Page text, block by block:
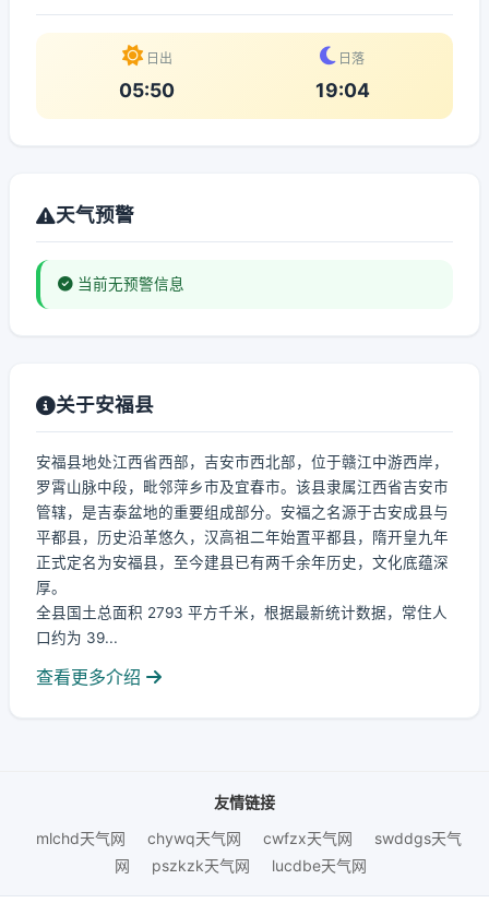
日出
05:50
日落
19:04
天气预警
当前无预警信息
关于安福县
安福县地处江西省西部，吉安市西北部，位于赣江中游西岸，
罗霄山脉中段，毗邻萍乡市及宜春市。该县隶属江西省吉安市
管辖，是吉泰盆地的重要组成部分。安福之名源于古安成县与
平都县，历史沿革悠久，汉高祖二年始置平都县，隋开皇九年
正式定名为安福县，至今建县已有两千余年历史，文化底蕴深
厚。
全县国土总面积 2793 平方千米，根据最新统计数据，常住人
口约为 39...
查看更多介绍
友情链接
mlchd天气网
chywq天气网 cwfzx天气网
swddgs天气
网
pszkzk天气网 lucdbe天气网